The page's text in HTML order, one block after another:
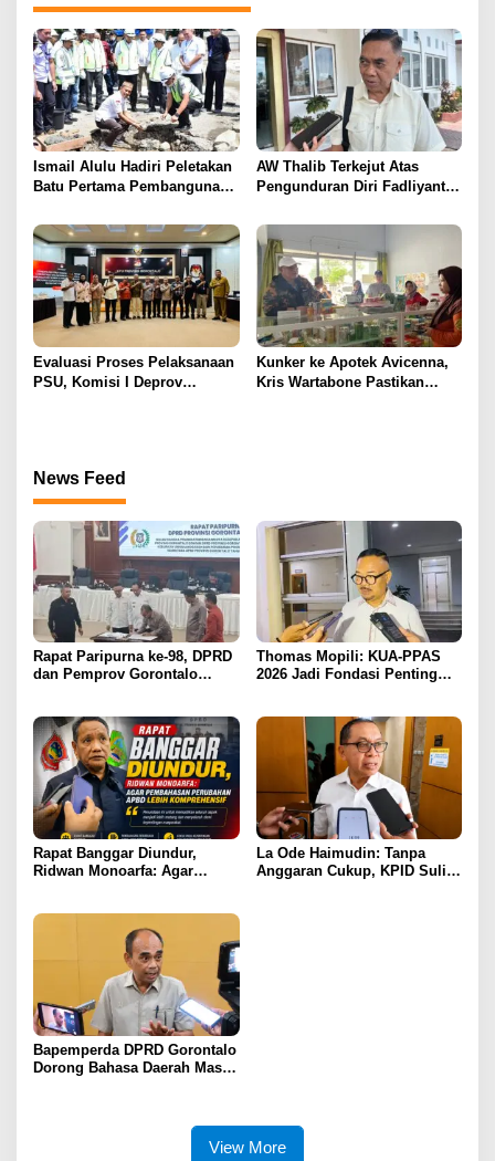
Ismail Alulu Hadiri Peletakan
Batu Pertama Pembangunan
AW Thalib Terkejut Atas
Pengunduran Diri Fadliyanto
Provinsi Gorontalo
Evaluasi Proses Pelaksanaan
PSU, Komisi I Deprov
Kunker ke Apotek Avicenna,
Kris Wartabone Pastikan
News Feed
Rapat Paripurna ke-98, DPRD
dan Pemprov Gorontalo
Thomas Mopili: KUA-PPAS
2026 Jadi Fondasi Penting
Rapat Banggar Diundur,
Ridwan Monoarfa: Agar
La Ode Haimudin: Tanpa
Anggaran Cukup, KPID Sulit
Bapemperda DPRD Gorontalo
Dorong Bahasa Daerah Masuk
View More